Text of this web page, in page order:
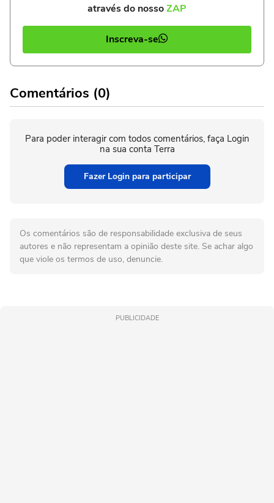
através do nossoZAP
Inscreva-se
Comentários (0)
Para poder interagir com todos comentários, faça Login
na sua conta Terra
Fazer Login para participar
Os comentários são de responsabilidade exclusiva de seus
autores e não representam a opinião deste site. Se achar algo
que viole os termos de uso, denuncie.
PUBLICIDADE